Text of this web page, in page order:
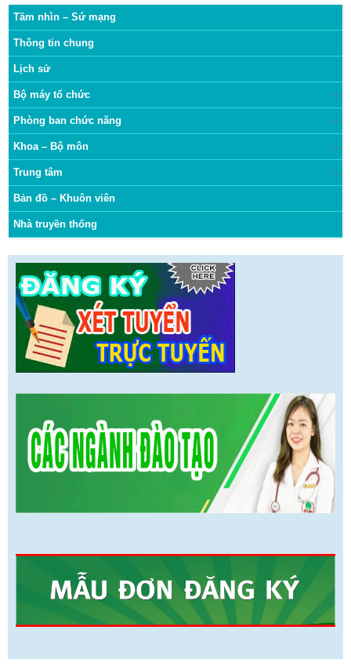
Tầm nhìn – Sứ mạng
Thông tin chung
Lịch sử
Bộ máy tổ chức
Phòng ban chức năng
Khoa – Bộ môn
Trung tâm
Bản đồ – Khuôn viên
Nhà truyền thống